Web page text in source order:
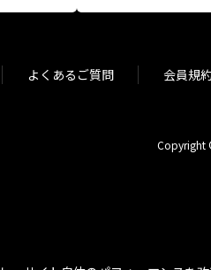
よくあるご質問 会員規
Copyright